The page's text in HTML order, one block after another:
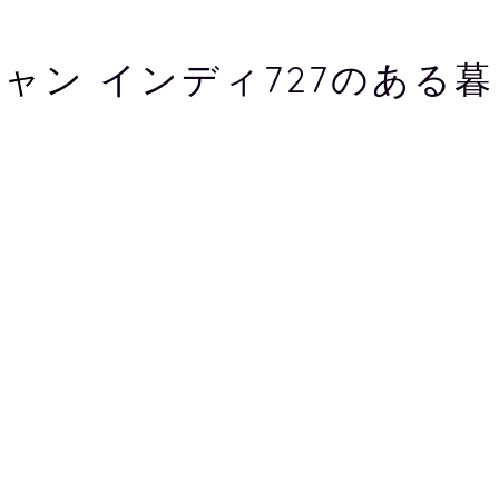
ン インディ727のある